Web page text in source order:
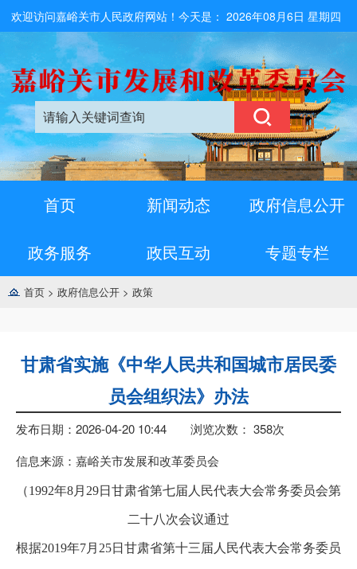
欢迎访问嘉峪关市人民政府网站！今天是：2026年08月6日 星期四
首页 新闻动态 政府信息公开
政务服务 政民互动 专题专栏
首页 > 政府信息公开 > 政策
甘肃省实施《中华人民共和国城市居民委
员会组织法》办法
发布日期：2026-04-20 10:44 浏览次数： 358次
信息来源：嘉峪关市发展和改革委员会
（1992年8月29日甘肃省第七届人民代表大会常务委员会第
二十八次会议通过
根据2019年7月25日甘肃省第十三届人民代表大会常务委员